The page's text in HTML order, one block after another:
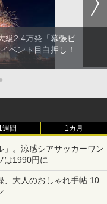
級2.4万発「幕張ビ
ベント目白押し！
週間 1カ月
」。涼感シアサッカーワン
は1990円に
、大人のおしゃれ手帖 10